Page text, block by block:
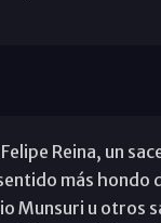
Reina, un
más hondo
Munsuri u otros